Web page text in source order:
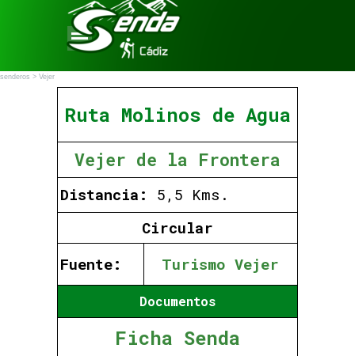
Vaya al Contenido
Saltar menú
senderos > Vejer
Ruta Molinos de Agua
Vejer de la Frontera
Distancia:
5,5 Kms.
Circular
Fuente:
Turismo Vejer
Documentos
Ficha Senda